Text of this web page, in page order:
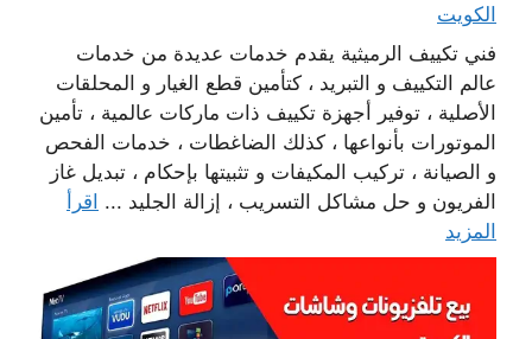
الكويت
فني تكييف الرميثية يقدم خدمات عديدة من خدمات
عالم التكييف و التبريد ، كتأمين قطع الغيار و المحلقات
الأصلية ، توفير أجهزة تكييف ذات ماركات عالمية ، تأمين
الموتورات بأنواعها ، كذلك الضاغطات ، خدمات الفحص
و الصيانة ، تركيب المكيفات و تثبيتها بإحكام ، تبديل غاز
الفريون و حل مشاكل التسريب ، إزالة الجليد ... اقرأ
المزيد